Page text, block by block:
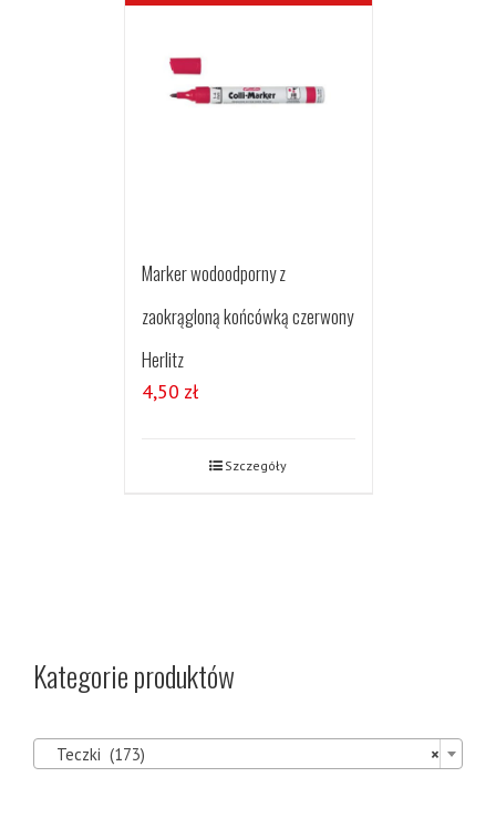
Marker wodoodporny z
zaokrągloną końcówką czerwony
Herlitz
4,50 zł
Szczegóły
Kategorie produktów
×
Teczki (173)